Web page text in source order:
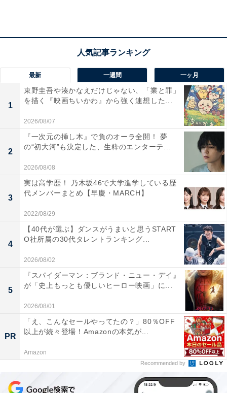
2位『エール』（2020年）
最新 一週間 一ヶ月
1
東野圭吾や湊かなえだけじゃない、「業と罪」
を描く『映画ちいかわ』から強く連想した...
2026/08/07
2
『一次元の挿し木』で負のオーラ全開！ 夢
の“初大河”も決定した、生粋のエンターテ...
2026/08/08
3
実は高学歴！ 乃木坂46で大学進学している歴
代メンバーまとめ【早慶・MARCH】
2022/08/29
4
【40代が選ぶ】ダンスがうまいと思うSTART
O社所属の30代タレントランキング...
2026/08/02
5
『スパイダーマン：ブランド・ニュー・デイ』
が「史上もっとも優しいヒーロー映画」に...
2026/08/01
PR
「え、こんなセールやってたの？」80％OFF
以上が続々登場！Amazonの本気が...
Amazon
Recommended by